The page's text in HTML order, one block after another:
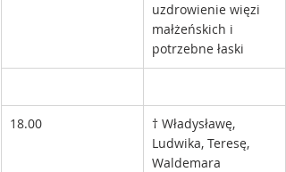
uzdrowienie więzi
małżeńskich i
potrzebne łaski
18.00
† Władysławę,
Ludwika, Teresę,
Waldemara